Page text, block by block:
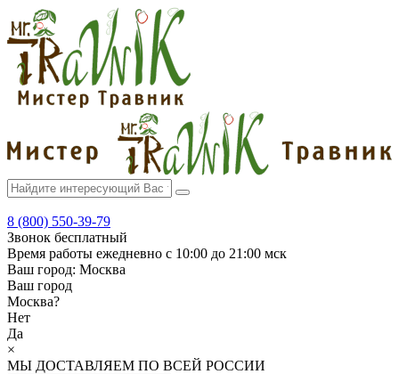
8 (800) 550-39-79
Звонок бесплатный
Время работы ежедневно с 10:00 до 21:00 мск
Ваш город: Москва
Ваш город
Москва?
Нет
Да
×
МЫ ДОСТАВЛЯЕМ ПО ВСЕЙ РОССИИ